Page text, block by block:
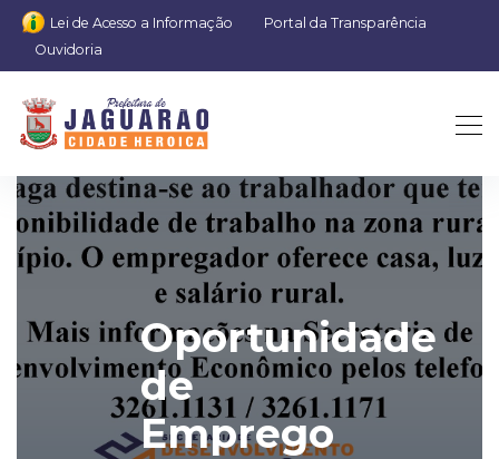
Lei de Acesso a Informação
Portal da Transparência
Ouvidoria
Oportunidade
de
Emprego